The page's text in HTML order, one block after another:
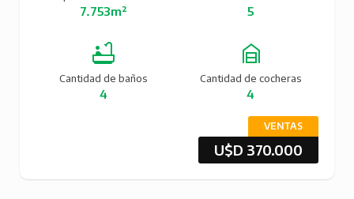
7.753m² 5
Cantidad de baños
4
Cantidad de cocheras
4
VENTAS
U$D 370.000